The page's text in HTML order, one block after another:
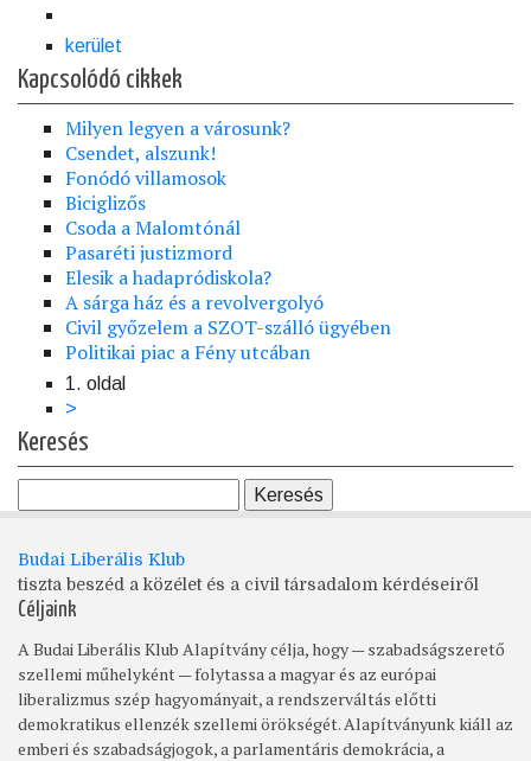
kerület
Kapcsolódó cikkek
Milyen legyen a városunk?
Csendet, alszunk!
Fonódó villamosok
Biciglizős
Csoda a Malomtónál
Pasaréti justizmord
Elesik a hadapródiskola?
A sárga ház és a revolvergolyó
Civil győzelem a SZOT-szálló ügyében
Politikai piac a Fény utcában
Oldalszámozás
1. oldal
Következő
oldal
>
Keresés
Budai Liberális Klub
tiszta beszéd a közélet és a civil társadalom kérdéseiről
Céljaink
A Budai Liberális Klub Alapítvány célja, hogy — szabadságszerető
szellemi műhelyként — folytassa a magyar és az európai
liberalizmus szép hagyományait, a rendszerváltás előtti
demokratikus ellenzék szellemi örökségét. Alapítványunk kiáll az
emberi és szabadságjogok, a parlamentáris demokrácia, a